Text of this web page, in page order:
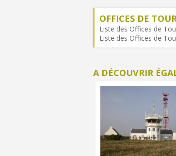
OFFICES DE
Liste des Offices de
Liste des Offices de
A DÉCOUVRIR